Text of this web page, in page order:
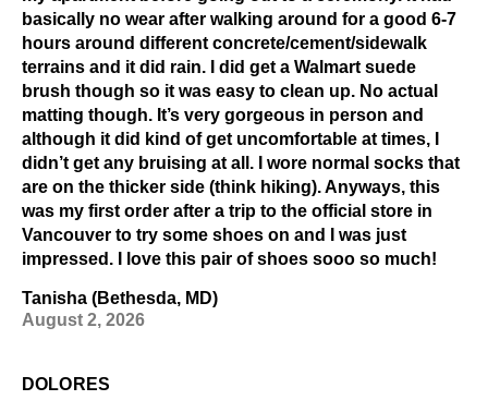
basically no wear after walking around for a good 6-7
hours around different concrete/cement/sidewalk
terrains and it did rain. I did get a Walmart suede
brush though so it was easy to clean up. No actual
matting though. It’s very gorgeous in person and
although it did kind of get uncomfortable at times, I
didn’t get any bruising at all. I wore normal socks that
are on the thicker side (think hiking). Anyways, this
was my first order after a trip to the official store in
Vancouver to try some shoes on and I was just
impressed. I love this pair of shoes sooo so much!
Tanisha (Bethesda, MD)
August 2, 2026
DOLORES